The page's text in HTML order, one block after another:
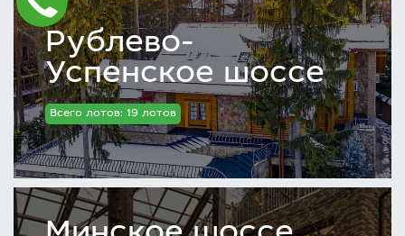
Рублево-
Успенское шоссе
Всего лотов: 19 лотов